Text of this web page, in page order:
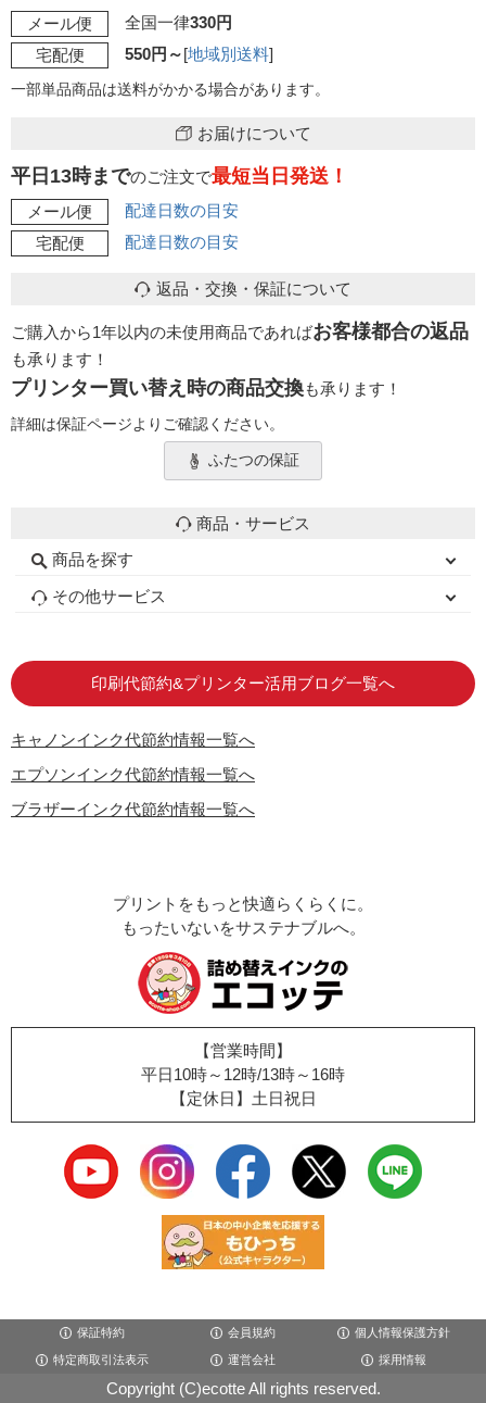
メール便
全国一律330円
宅配便
550円～[地域別送料]
一部単品商品は送料がかかる場合があります。
お届けについて
平日13時までのご注文で最短当日発送！
メール便
配達日数の目安
宅配便
配達日数の目安
返品・交換・保証について
ご購入から1年以内の未使用商品であればお客様都合の返品
も承ります！
プリンター買い替え時の商品交換も承ります！
詳細は保証ページよりご確認ください。
ふたつの保証
商品・サービス
商品を探す
初心者用セット
キャノンインク
エプソンインク
ブラザーインク
詰め替えインク
互換インクボトル
互換インクカートリッジ
再生インクカートリッジ
トナーカートリッジ
その他サービス
印刷代節約&プリンター活用ブログ一覧へ
キャノンインク代節約情報一覧へ
エプソンインク代節約情報一覧へ
ブラザーインク代節約情報一覧へ
プリントをもっと快適らくらくに。
もったいないをサステナブルへ。
【営業時間】
平日10時～12時/13時～16時
【定休日】土日祝日
保証特約 会員規約 個人情報保護方針
特定商取引法表示 運営会社 採用情報
Copyright (C)ecotte All rights reserved.